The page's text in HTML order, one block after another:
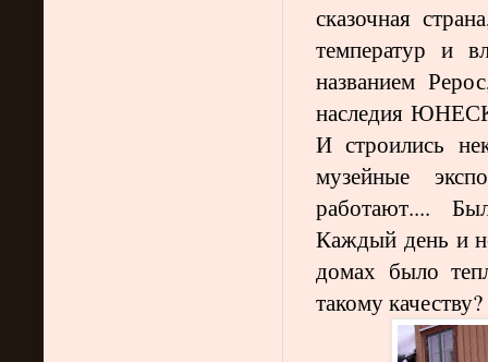
сказочная
температур и
названием
наследия
И строились
музейные
работают....
Каждый день и
домах было
такому качеству?